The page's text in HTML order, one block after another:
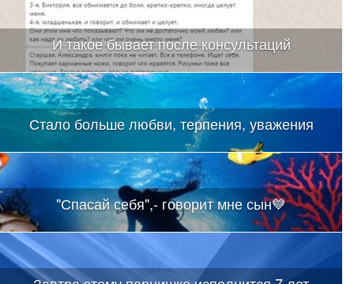
И такое бывает после консультаций
Стало больше любви, терпения, уважения
"Спасай себя",- говорит мне сын💙